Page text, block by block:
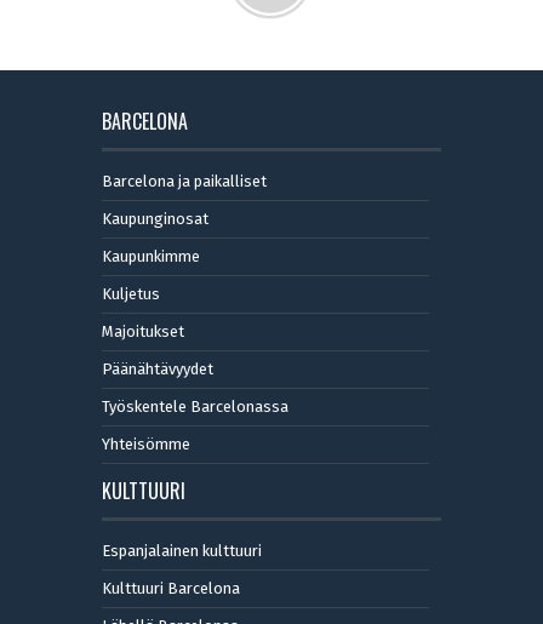
BARCELONA
Barcelona ja paikalliset
Kaupunginosat
Kaupunkimme
Kuljetus
Majoitukset
Päänähtävyydet
Työskentele Barcelonassa
Yhteisömme
KULTTUURI
Espanjalainen kulttuuri
Kulttuuri Barcelona